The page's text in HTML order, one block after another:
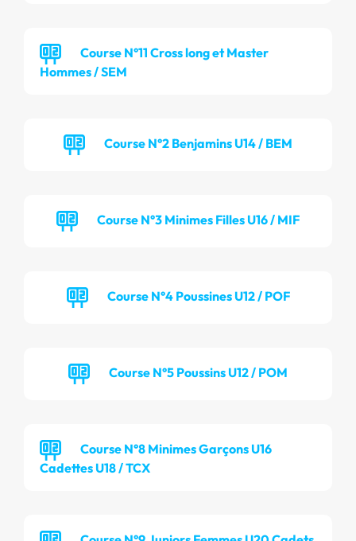
Course N°11 Cross long et Master
Hommes / SEM
Course N°2 Benjamins U14 / BEM
Course N°3 Minimes Filles U16 / MIF
Course N°4 Poussines U12 / POF
Course N°5 Poussins U12 / POM
Course N°8 Minimes Garçons U16
Cadettes U18 / TCX